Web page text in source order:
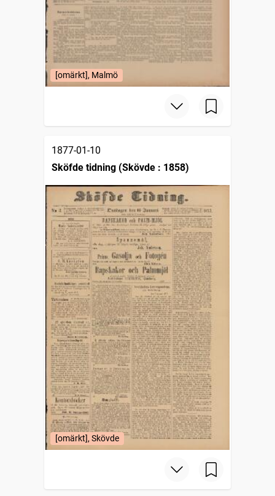
[omärkt], Malmö
1877-01-10
Sköfde tidning (Skövde : 1858)
[omärkt], Skövde